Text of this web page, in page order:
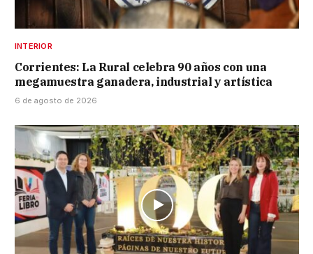
INTERIOR
Corrientes: La Rural celebra 90 años con una
megamuestra ganadera, industrial y artística
6 de agosto de 2026